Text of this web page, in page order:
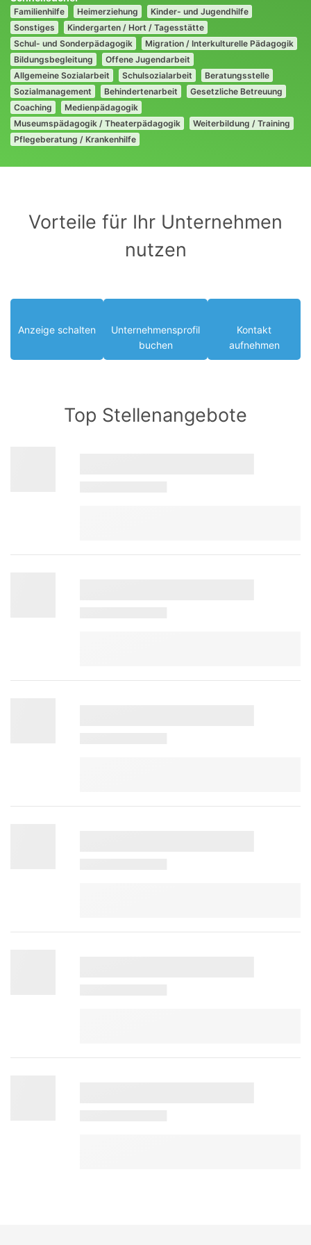
Familienhilfe Heimerziehung
Kinder- und Jugendhilfe
Sonstiges
Kindergarten / Hort / Tagesstätte
Schul- und Sonderpädagogik
Migration / Interkulturelle Pädagogik
Bildungsbegleitung
Offene Jugendarbeit
Allgemeine Sozialarbeit
Schulsozialarbeit
Beratungsstelle
Sozialmanagement
Behindertenarbeit
Gesetzliche Betreuung
Coaching
Medienpädagogik
Museumspädagogik / Theaterpädagogik
Weiterbildung / Training
Pflegeberatung / Krankenhilfe
Vorteile für Ihr Unternehmen
nutzen
Anzeige schalten
Unternehmensprofil
buchen
Kontakt
aufnehmen
Top Stellenangebote